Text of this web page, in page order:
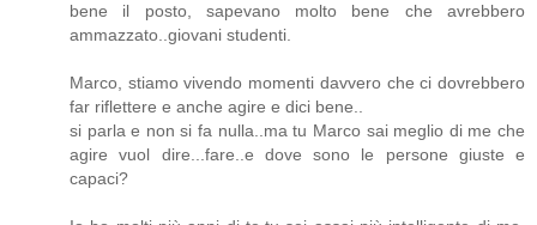
bene il posto, sapevano molto bene che avrebbero
ammazzato..giovani studenti.
Marco, stiamo vivendo momenti davvero che ci dovrebbero
far riflettere e anche agire e dici bene..
si parla e non si fa nulla..ma tu Marco sai meglio di me che
agire vuol dire...fare..e dove sono le persone giuste e
capaci?